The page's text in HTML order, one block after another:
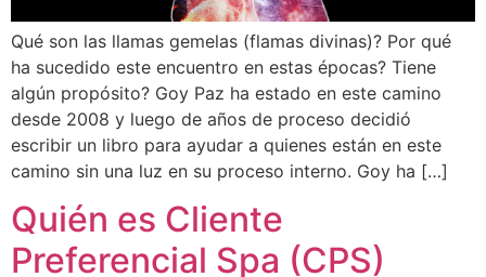
Qué son las llamas gemelas (flamas divinas)? Por qué
ha sucedido este encuentro en estas épocas? Tiene
algún propósito? Goy Paz ha estado en este camino
desde 2008 y luego de años de proceso decidió
escribir un libro para ayudar a quienes están en este
camino sin una luz en su proceso interno. Goy ha […]
Quién es Cliente
Preferencial Spa (CPS)